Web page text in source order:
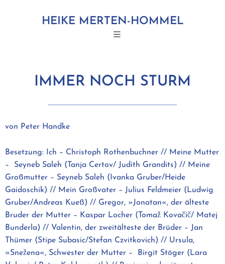
HEIKE MERTEN-HOMMEL
IMMER NOCH STURM
von Peter Handke
Besetzung: Ich – Christoph Rothenbuchner // Meine Mutter
– Seyneb Saleh (Tanja Certov/ Judith Grandits) // Meine
Großmutter – Seyneb Saleh (Ivanka Gruber/Heide
Gaidoschik) // Mein Großvater – Julius Feldmeier (Ludwig
Gruber/Andreas Kueß) // Gregor, »Jonatan«, der älteste
Bruder der Mutter – Kaspar Locher (Tomaž Kovačič/ Matej
Bunderla) // Valentin, der zweitälteste der Brüder – Jan
Thümer (Stipe Subasic/Stefan Czvitkovich) // Ursula,
»Snežena«, Schwester der Mutter – Birgit Stöger (Lara